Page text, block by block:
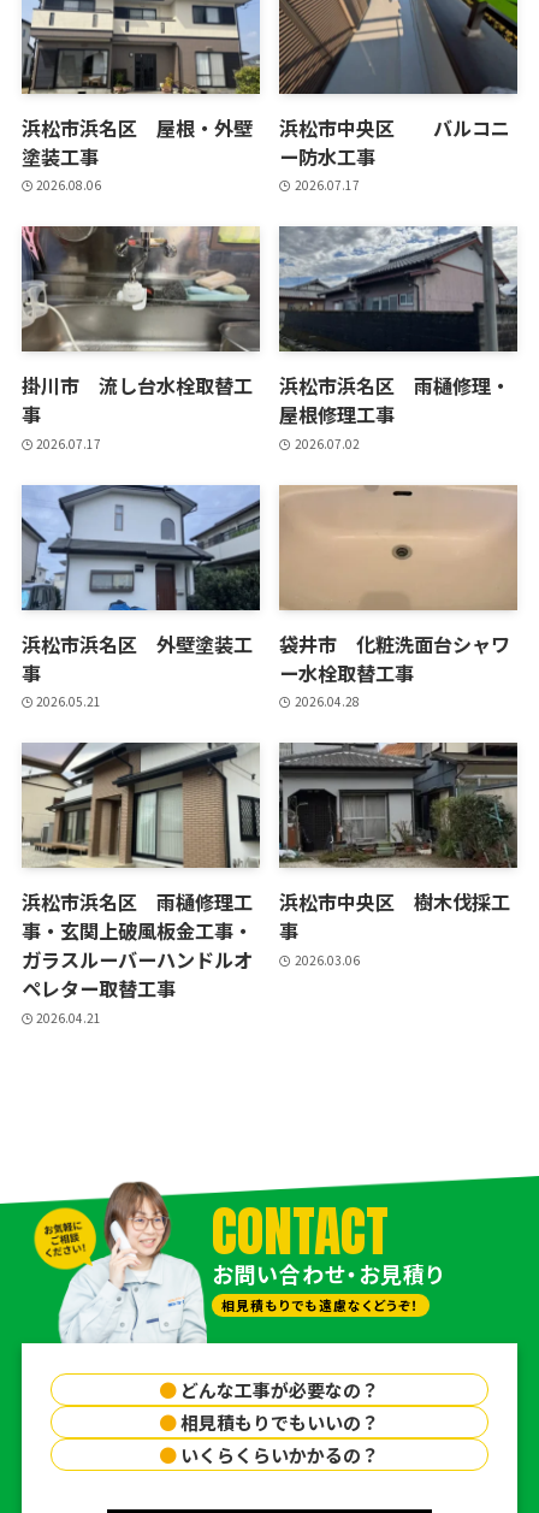
浜松市浜名区 屋根・外壁
塗装工事
2026.08.06
浜松市中央区 バルコニ
ー防水工事
2026.07.17
掛川市 流し台水栓取替工
事
2026.07.17
浜松市浜名区 雨樋修理・
屋根修理工事
2026.07.02
浜松市浜名区 外壁塗装工
事
2026.05.21
袋井市 化粧洗面台シャワ
ー水栓取替工事
2026.04.28
浜松市浜名区 雨樋修理工
事・玄関上破風板金工事・
ガラスルーバーハンドルオ
ペレター取替工事
2026.04.21
浜松市中央区 樹木伐採工
事
2026.03.06
CONTACT
お問い合わせ・お見積り
相見積もりでも遠慮なくどうぞ！
● どんな工事が必要なの？
●相見積もりでもいいの？
● いくらくらいかかるの？